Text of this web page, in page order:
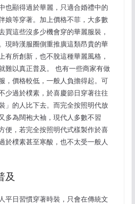
也顯得過於華麗，只適合婚禮中的
娘等穿著。加上價格不菲，大多數
買這些沒多少機會穿的華麗服裝，
現時漢服圈側重推廣這類昂貴的華
有所創新，也不脫這種華麗風格，
難以真正普及。 也有一些商家有做
，價格較低，一般人負擔得起。可
少過於樸素，於喜慶節日穿著往往
」的人比下去。而完全按照明代放
多為闊袍大袖，現代人多數不習
便，若完全按照明代式樣製作於喜
於樸素甚至寒酸，也不太受一般人
及
平日習慣穿著時裝，只會在傳統文